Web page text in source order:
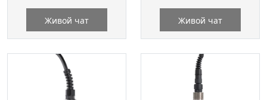
Живой чат Живой чат